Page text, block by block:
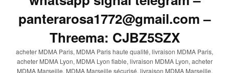
panterarosa1772@gmail.com –
Threema: CJBZ5SZX
acheter MDMA Paris, MDMA Paris haute qualité, livraison MDMA Paris,
acheter MDMA Lyon, MDMA Lyon fiable, livraison MDMA Lyon, acheter
MDMA Marseille, MDMA Marseille sécurisé, livraison MDMA Marseille,